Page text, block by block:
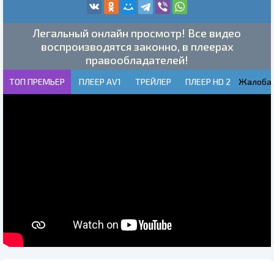
Легальный онлайн просмотр! Все видео
воспроизводятся законно, в плеерах
правообладателей!
ТОП ПРЕМЬЕР ПЛЕЕР AV1 ТРЕЙЛЕР ПЛЕЕР HD 2 Жалоба!